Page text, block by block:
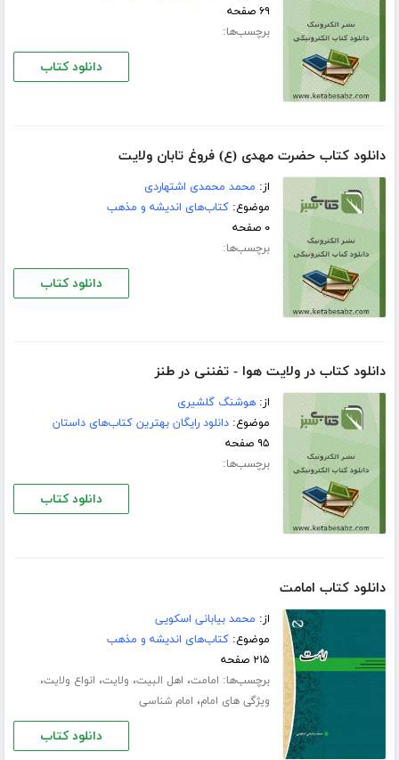
۶۹ صفحه
برچسب‌ها:
دانلود کتاب
دانلود کتاب حضرت مهدى (ع) فروغ تابان ولایت
از: محمد محمدى اشتهاردى
موضوع:کتاب‌های اندیشه و مذهب
۰ صفحه
برچسب‌ها:
دانلود کتاب
دانلود کتاب در ولایت هوا - تفننی در طنز
از:هوشنگ گلشیری
موضوع:دانلود رایگان بهترین کتاب‌های داستان
۹۵ صفحه
برچسب‌ها:
دانلود کتاب
دانلود کتاب امامت
از: محمد بیابانی اسکویی
موضوع:کتاب‌های اندیشه و مذهب
۲۱۵ صفحه
برچسب‌ها: امامت، اهل البیت، ولایت، انواع ولایت،
ویژگی های امام، امام شناسی
دانلود کتاب